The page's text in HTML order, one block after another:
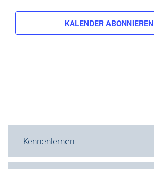
KALENDER ABONNIEREN
Kennenlernen